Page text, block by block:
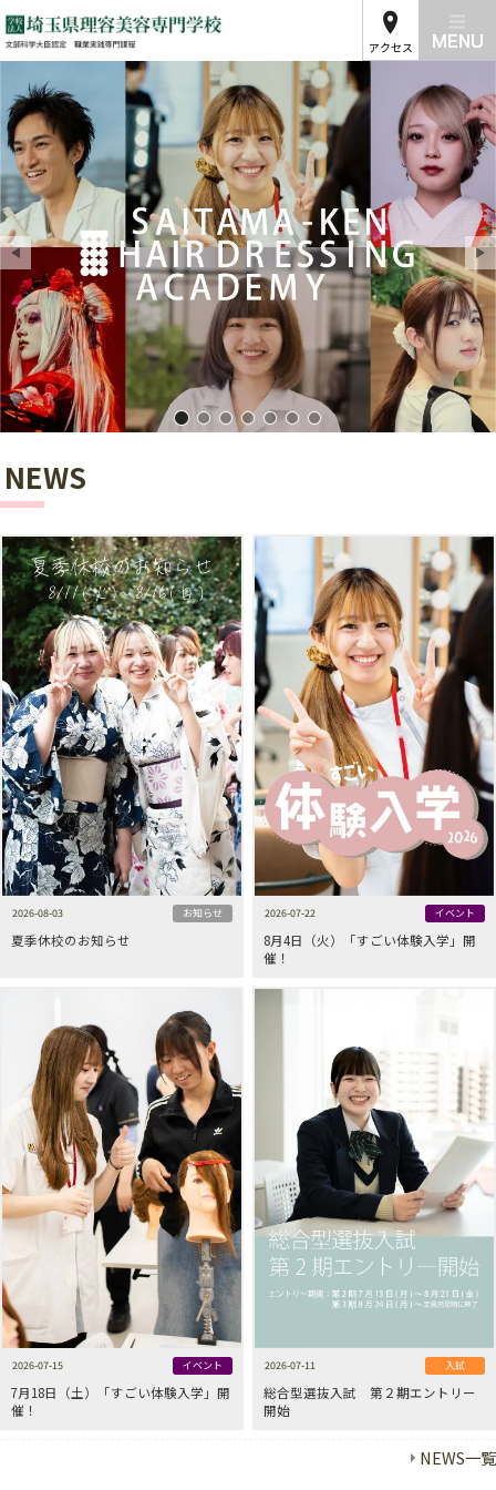
アクセス
埼玉県理容美容専門学校01
埼玉県理容美容専門学校02
埼玉県理容美容専門学校03
埼玉県理容美容専門学校04
埼玉県理容美容専門学校05
埼玉県理容美容専門学
埼玉県理容美容専門
NEWS
2026-08-03 お知らせ
夏季休校のお知らせ
2026-07-22 イベント
8月4日（火）「すごい体験入学」開
催！
2026-07-15 イベント
7月18日（土）「すごい体験入学」開
催！
2026-07-11 入試
総合型選抜入試 第２期エントリー
開始
NEWS一覧